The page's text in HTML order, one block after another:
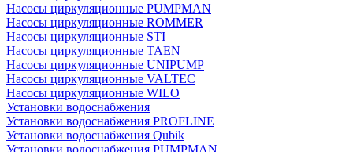
Насосы циркуляционные PUMPMAN
Насосы циркуляционные ROMMER
Насосы циркуляционные STI
Насосы циркуляционные TAEN
Насосы циркуляционные UNIPUMP
Насосы циркуляционные VALTEC
Насосы циркуляционные WILO
Установки водоснабжения
Установки водоснабжения PROFLINE
Установки водоснабжения Qubik
Установки водоснабжения PUMPMAN